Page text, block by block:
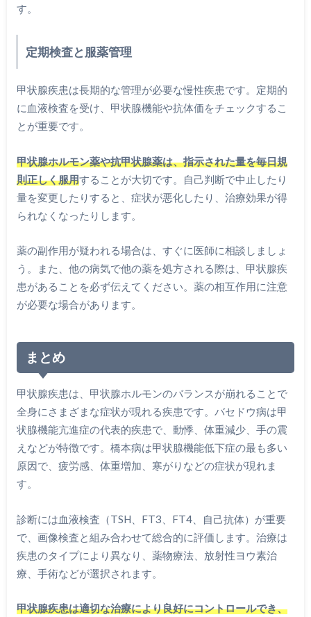
す。
定期検査と服薬管理
甲状腺疾患は長期的な管理が必要な慢性疾患です。定期的
に血液検査を受け、甲状腺機能や抗体価をチェックするこ
とが重要です。
甲状腺ホルモン薬や抗甲状腺薬は、指示された量を毎日規
則正しく服用することが大切です。自己判断で中止したり
量を変更したりすると、症状が悪化したり、治療効果が得
られなくなったりします。
薬の副作用が疑われる場合は、すぐに医師に相談しましょ
う。また、他の病気で他の薬を処方される際は、甲状腺疾
患があることを必ず伝えてください。薬の相互作用に注意
が必要な場合があります。
まとめ
甲状腺疾患は、甲状腺ホルモンのバランスが崩れることで
全身にさまざまな症状が現れる疾患です。バセドウ病は甲
状腺機能亢進症の代表的疾患で、動悸、体重減少、手の震
えなどが特徴です。橋本病は甲状腺機能低下症の最も多い
原因で、疲労感、体重増加、寒がりなどの症状が現れま
す。
診断には血液検査（TSH、FT3、FT4、自己抗体）が重要
で、画像検査と組み合わせて総合的に評価します。治療は
疾患のタイプにより異なり、薬物療法、放射性ヨウ素治
療、手術などが選択されます。
甲状腺疾患は適切な治療により良好にコントロールでき、